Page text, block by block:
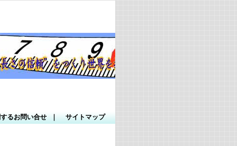
るお問い合せ サイトマップ